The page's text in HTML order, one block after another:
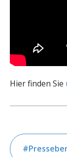
Hier finden Sie